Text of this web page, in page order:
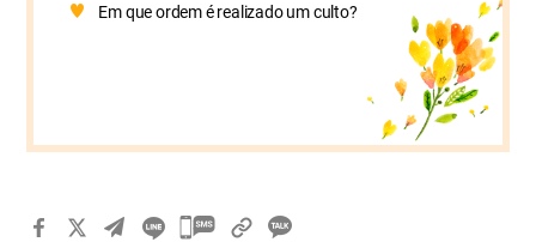
Em que ordem é realizado um culto?
카